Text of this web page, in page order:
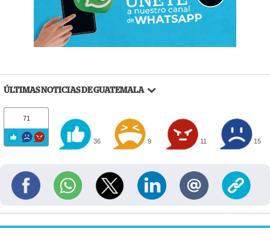
ÚLTIMAS NOTICIAS DE GUATEMALA
71
36 9 11 15